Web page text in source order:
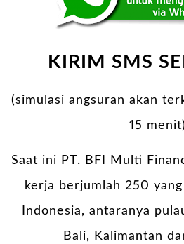
KIRIM SMS
(simulasi angsuran akan
15 menit)
Saat ini PT. BFI Multi
kerja berjumlah 250
Indonesia, antaranya
Bali, Kalimantan